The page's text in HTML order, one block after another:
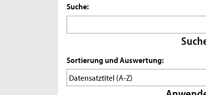
Suche:
Sortierung und Auswertung: